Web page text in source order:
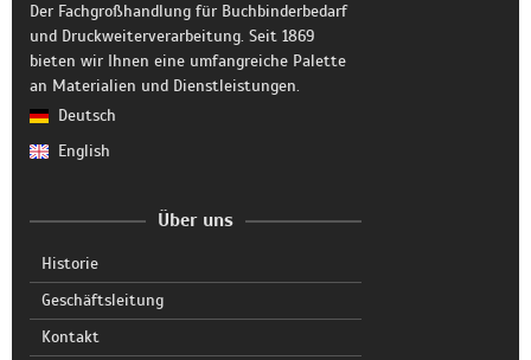
Der Fachgroßhandlung für Buchbinderbedarf
und Druckweiterverarbeitung. Seit 1869
bieten wir Ihnen eine umfangreiche Palette
an Materialien und Dienstleistungen.
Deutsch
English
Über uns
Historie
Geschäftsleitung
Kontakt